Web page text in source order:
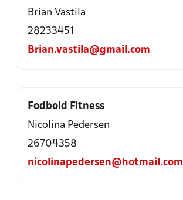
Brian Vastila
28233451
Brian.vastila@gmail.com
Fodbold Fitness
Nicolina Pedersen
26704358
nicolinapedersen@hotmail.com